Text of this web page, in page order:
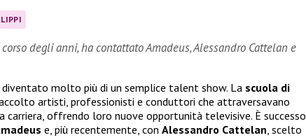
degli anni, ha contattato Amadeus, Alessandro Cattelan e
diventato molto più di un semplice talent show. La scuola di
artisti, professionisti e conduttori che attraversavano
carriera, offrendo loro nuove opportunità televisive. È successo
e, più recentemente, con Alessandro Cattelan, scelto